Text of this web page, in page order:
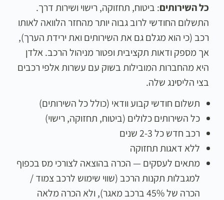
כל השירותים: ביטוח, תחזוקה, רישוי ושירות דרך.
התשלום החודשי לרוב גבוה יותר מהחזר הלוואה לאותו
רכב (כי הוא מגלם גם את השירותים ואת ירידת הערך),
אך מספק ודאות תקציבית ופטור מניהול הרכב. אלדן
היא מהחברות המובילות בשוק עם עשרות אלפי רכבים
בצי הליסינג שלה.
תשלום חודשי קבוע וודאי (כולל כל השירותים)
כל השירותים כלולים (ביטוח, תחזוקה, רישוי)
רכב חדש כל 2-3 שנים
ללא דאגות תחזוקה
מתאים לעסקים — הכרה בהוצאה לצורכי מס בכפוף
למגבלות תקנות הרכב (שווי שימוש לרכב צמוד /
הכרה של 45% ברכב מאגר), ולא הכרה מלאה